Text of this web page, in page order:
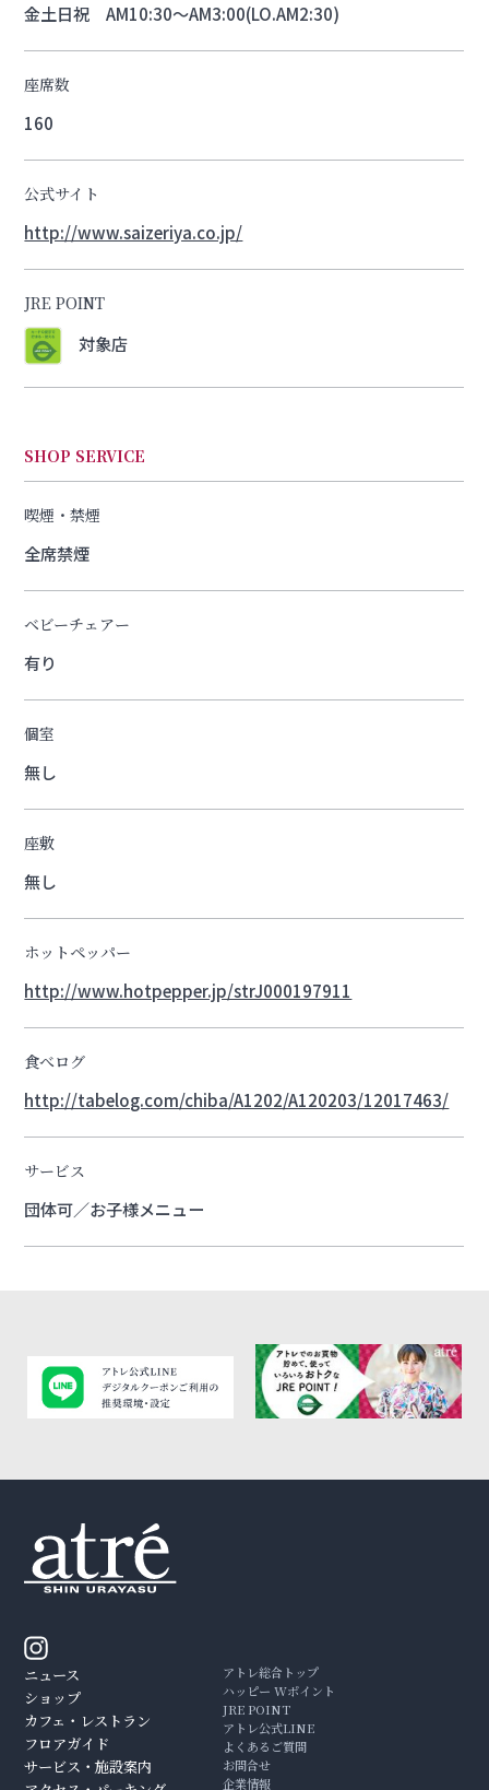
金土日祝 AM10:30～AM3:00(LO.AM2:30)
座席数
160
公式サイト
http://www.saizeriya.co.jp/
JRE POINT
対象店
SHOP SERVICE
喫煙・禁煙
全席禁煙
ベビーチェアー
有り
個室
無し
座敷
無し
ホットペッパー
http://www.hotpepper.jp/strJ000197911
食べログ
http://tabelog.com/chiba/A1202/A120203/12017463/
サービス
団体可／お子様メニュー
ニュース
ショップ
カフェ・レストラン
フロアガイド
サービス・施設案内
アトレ総合トップ
ハッピー Wポイント
JRE POINT
アトレ公式LINE
よくあるご質問
お問合せ
企業情報